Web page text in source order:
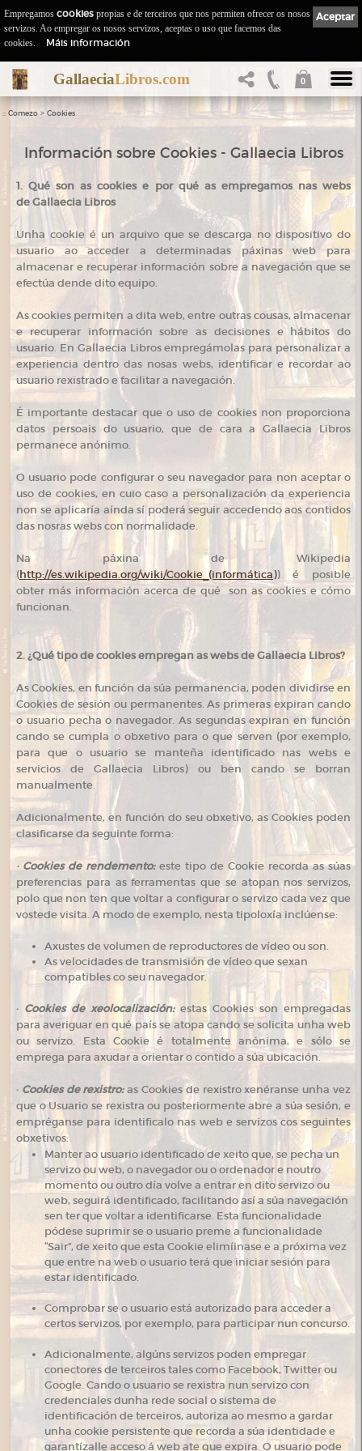
GallaeciaLibros.com 0
:: Comezo > Cookies
Información sobre Cookies - Gallaecia Libros
1. Qué son as cookies e por qué as empregamos nas webs
de Gallaecia Libros
Unha cookie é un arquivo que se descarga no dispositivo do
usuario ao acceder a determinadas páxinas web para
almacenar e recuperar información sobre a navegación que se
efectúa dende dito equipo.
As cookies permiten a dita web, entre outras cousas, almacenar
e recuperar información sobre as decisiones e hábitos do
usuario. En Gallaecia Libros empregámolas para personalizar a
experiencia dentro das nosas webs, identificar e recordar ao
usuario rexistrado e facilitar a navegación.
É importante destacar que o uso de cookies non proporciona
datos persoais do usuario, que de cara a Gallaecia Libros
permanece anónimo.
O usuario pode configurar o seu navegador para non aceptar o
uso de cookies, en cuio caso a personalización da experiencia
non se aplicaría aínda sí poderá seguir accedendo aos contidos
das nosras webs con normalidade.
Na páxina de Wikipedia
(http://es.wikipedia.org/wiki/Cookie_(informática)) é posible
obter más información acerca de qué son as cookies e cómo
funcionan.
2. ¿Qué tipo de cookies empregan as webs deGallaecia Libros?
As Cookies, en función da súa permanencia, poden dividirse en
Cookies de sesión ou permanentes. As primeras expiran cando
o usuario pecha o navegador. As segundas expiran en función
cando se cumpla o obxetivo para o que serven (por exemplo,
para que o usuario se manteña identificado nas webs e
servicios de Gallaecia Libros) ou ben cando se borran
manualmente.
Adicionalmente, en función do seu obxetivo, as Cookies poden
clasificarse da seguinte forma:
· Cookies de rendemento:este tipo de Cookie recorda as súas
preferencias para as ferramentas que se atopan nos servizos,
polo que non ten que voltar a configurar o servizo cada vez que
vostede visita. A modo de exemplo, nesta tipoloxía inclúense:
Axustes de volumen de reproductores de vídeo ou son.
As velocidades de transmisión de vídeo que sexan
compatibles co seu navegador.
· Cookies de xeolocalización:estas Cookies son empregadas
para averiguar en qué país se atopa cando se solicita unha web
ou servizo. Esta Cookie é totalmente anónima, e sólo se
emprega para axudar a orientar o contido a súa ubicación.
· Cookies de rexistro:as Cookies de rexistro xenéranse unha vez
que o Usuario se rexistra ou posteriormente abre a súa sesión, e
empréganse para identificalo nas web e servizos cos seguintes
obxetivos:
Manter ao usuario identificado de xeito que, se pecha un
servizo ou web, o navegador ou o ordenador e noutro
momento ou outro día volve a entrar en dito servizo ou
web, seguirá identificado, facilitando así a súa navegación
sen ter que voltar a identificarse. Esta funcionalidade
pódese suprimir se o usuario preme a funcionalidade
“Sair”, de xeito que esta Cookie elimíinase e a próxima vez
que entre na web o usuario terá que iniciar sesión para
estar identificado.
Comprobar se o usuario está autorizado para acceder a
certos servizos, por exemplo, para participar nun concurso.
Adicionalmente, algúns servizos poden empregar
conectores de terceiros tales como Facebook, Twitter ou
Google. Cando o usuario se rexistra nun servizo con
credenciales dunha rede social o sistema de
identificación de terceiros, autoriza ao mesmo a gardar
unha cookie persistente que recorda a súa identidade e
garantízalle acceso á web ate que expira. O usuario pode
Aceptar
Empregamos cookies propias e de terceiros que nos permiten ofrecer os nosos
servizos. Ao empregar os nosos servizos, aceptas o uso que facemos das
cookies.
Máis información